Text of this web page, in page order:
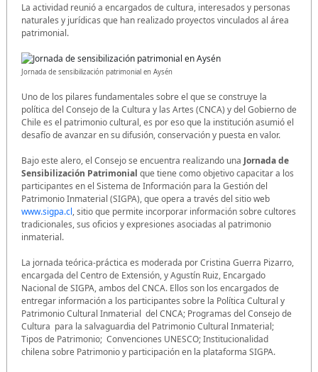
La actividad reunió a encargados de cultura, interesados y personas
naturales y jurídicas que han realizado proyectos vinculados al área
patrimonial.
Jornada de sensibilización patrimonial en Aysén
Uno de los pilares fundamentales sobre el que se construye la
política del Consejo de la Cultura y las Artes (CNCA) y del Gobierno de
Chile es el patrimonio cultural, es por eso que la institución asumió el
desafío de avanzar en su difusión, conservación y puesta en valor.
Bajo este alero, el Consejo se encuentra realizando una Jornada de
Sensibilización Patrimonial que tiene como objetivo capacitar a los
participantes en el Sistema de Información para la Gestión del
Patrimonio Inmaterial (SIGPA), que opera a través del sitio web
www.sigpa.cl, sitio que permite incorporar información sobre cultores
tradicionales, sus oficios y expresiones asociadas al patrimonio
inmaterial.
La jornada teórica-práctica es moderada por Cristina Guerra Pizarro,
encargada del Centro de Extensión, y Agustín Ruiz, Encargado
Nacional de SIGPA, ambos del CNCA. Ellos son los encargados de
entregar información a los participantes sobre la Política Cultural y
Patrimonio Cultural Inmaterial del CNCA; Programas del Consejo de
Cultura para la salvaguardia del Patrimonio Cultural Inmaterial;
Tipos de Patrimonio; Convenciones UNESCO; Institucionalidad
chilena sobre Patrimonio y participación en la plataforma SIGPA.